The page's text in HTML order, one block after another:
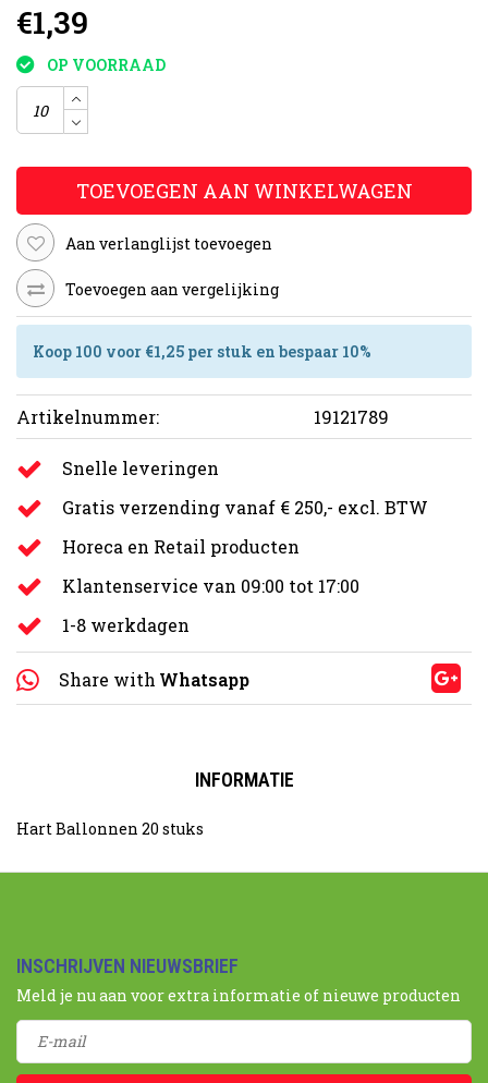
€1,39
OP VOORRAAD
TOEVOEGEN AAN WINKELWAGEN
Aan verlanglijst toevoegen
Toevoegen aan vergelijking
Koop 100 voor €1,25 per stuk en bespaar 10%
Artikelnummer: 19121789
Snelle leveringen
Gratis verzending vanaf € 250,- excl. BTW
Horeca en Retail producten
Klantenservice van 09:00 tot 17:00
1-8 werkdagen
Share with Whatsapp
INFORMATIE
Hart Ballonnen 20 stuks
INSCHRIJVEN NIEUWSBRIEF
Meld je nu aan voor extra informatie of nieuwe producten